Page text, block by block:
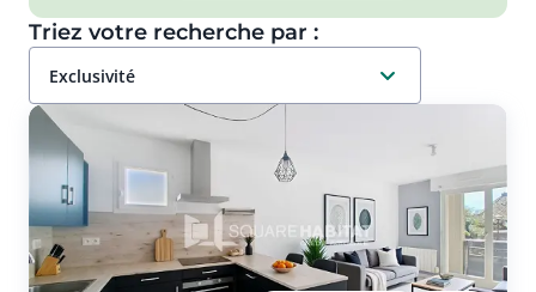
Triez votre recherche par :
exclusivité